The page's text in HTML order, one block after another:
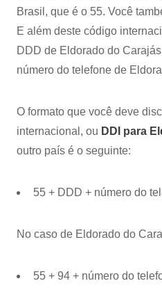
Brasil, que é o 55. Você
E além deste código
DDD de Eldorado do
número do telefone de
O formato que você deve
internacional, ou DDI para
outro país é o seguinte:
55 + DDD + número do
No caso de Eldorado do
55 + 94 + número do